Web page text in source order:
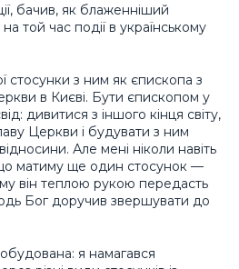
бачив, як блаженніший
той час події в українському
стосунки з ним як єпископа з
в Києві. Бути єпископом у
дивитися з іншого кінця світу,
Церкви і будувати з ним
відносини. Але мені ніколи навіть
матиму ще один стосунок —
він теплою рукою передасть
Бог доручив звершувати до
я намагався